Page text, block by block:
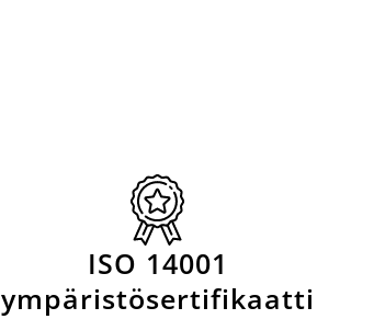
ISO 14001
ympäristösertifikaatti